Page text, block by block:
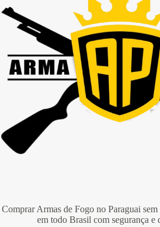
Comprar Armas de Fogo no Paraguai
em todo Brasil com segurança e